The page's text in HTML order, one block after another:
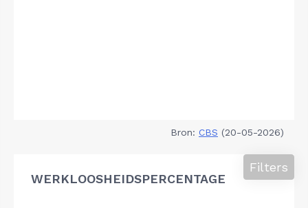
Bron: CBS (20-05-2026)
WERKLOOSHEIDSPERCENTAGE
Filters